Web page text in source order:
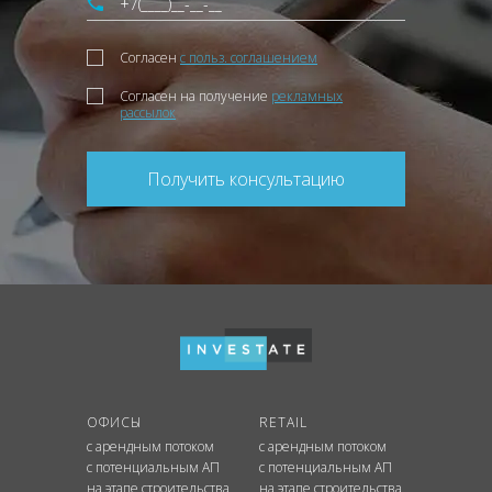
Согласен с польз. соглашением
Согласен на получение рекламных
рассылок
Получить консультацию
ОФИСЫ
с арендным потоком
с потенциальным АП
на этапе строительства
RETAIL
с арендным потоком
с потенциальным АП
на этапе строительства